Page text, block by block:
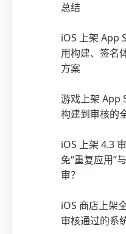
总结
iOS 上架 App
用构建、签名
方案
游戏上架 App
构建到审核的
iOS 上架 4.3
免“重复应用”
审？
iOS 商店上架
审核通过的系